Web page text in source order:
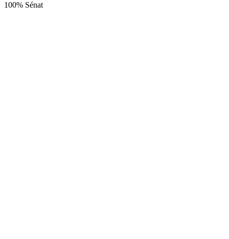
100% Sénat